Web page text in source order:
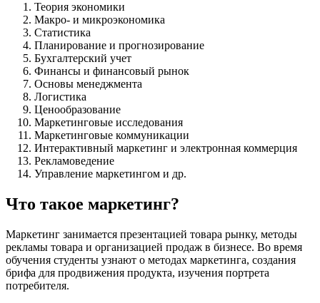
Теория экономики
Макро- и микроэкономика
Статистика
Планирование и прогнозирование
Бухгалтерский учет
Финансы и финансовый рынок
Основы менеджмента
Логистика
Ценообразование
Маркетинговые исследования
Маркетинговые коммуникации
Интерактивный маркетинг и электронная коммерция
Рекламоведение
Управление маркетингом и др.
Что такое маркетинг?
Маркетинг занимается презентацией товара рынку, методы
рекламы товара и организацией продаж в бизнесе. Во время
обучения студенты узнают о методах маркетинга, создания
брифа для продвижения продукта, изучения портрета
потребителя.